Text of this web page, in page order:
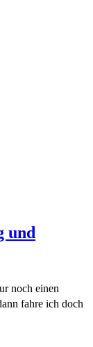
und
noch einen
fahre ich doch